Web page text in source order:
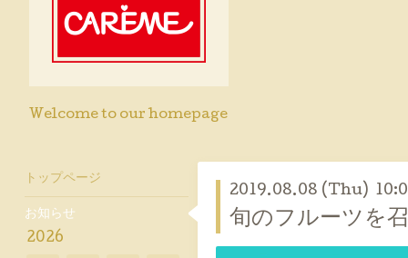
Welcome to our homepage
2019.08.08 (Thu)
旬のフルーツを
トップページ
お知らせ
2026